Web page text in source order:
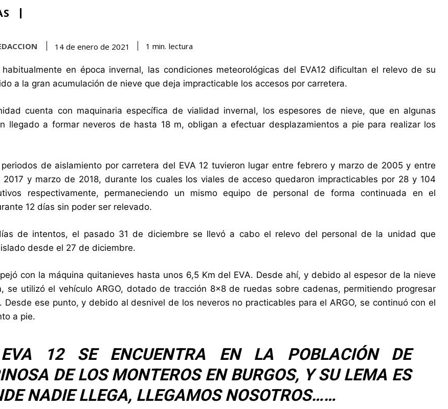
14 de enero de 2021 1 min. lectura
habitualmente en época invernal, las condiciones meteorológicas del EVA12 dificultan el relevo de su
a la gran acumulación de nieve que deja impracticable los accesos por carretera.
cuenta con maquinaria específica de vialidad invernal, los espesores de nieve, que en algunas
llegado a formar neveros de hasta 18 m, obligan a efectuar desplazamientos a pie para realizar los
de aislamiento por carretera del EVA 12 tuvieron lugar entre febrero y marzo de 2005 y entre
y marzo de 2018, durante los cuales los viales de acceso quedaron impracticables por 28 y 104
respectivamente, permaneciendo un mismo equipo de personal de forma continuada en el
12 días sin poder ser relevado.
de intentos, el pasado 31 de diciembre se llevó a cabo el relevo del personal de la unidad que
desde el 27 de diciembre.
con la máquina quitanieves hasta unos 6,5 Km del EVA. Desde ahí, y debido al espesor de la nieve
se utilizó el vehículo ARGO, dotado de tracción 8×8 de ruedas sobre cadenas, permitiendo progresar
Desde ese punto, y debido al desnivel de los neveros no practicables para el ARGO, se continuó con el
a pie.
12 SE ENCUENTRA EN LA POBLACIÓN DE
DE LOS MONTEROS EN BURGOS, Y SU LEMA ES
NADIE LLEGA, LLEGAMOS NOSOTROS……